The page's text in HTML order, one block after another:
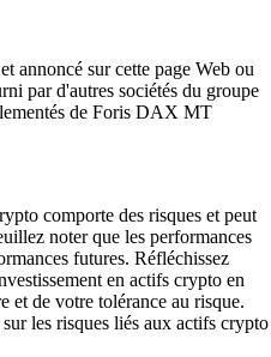
annoncé sur cette page Web ou
par d'autres sociétés du groupe
de Foris DAX MT
comporte des risques et peut
noter que les performances
futures. Réfléchissez
en actifs crypto en
et de votre tolérance au risque.
les risques liés aux actifs crypto